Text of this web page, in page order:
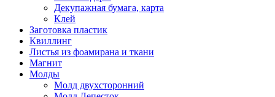
Декупажная бумага, карта
Клей
Заготовка пластик
Квиллинг
Листья из фоамирана и ткани
Магнит
Молды
Молд двухсторонний